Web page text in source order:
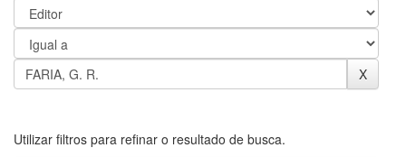
Utilizar filtros para refinar o resultado de busca.